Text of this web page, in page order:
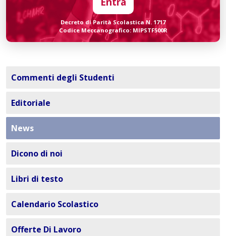
Decreto di Parità Scolastica N. 1717
Codice Meccanografico: MIPSTF500R
Commenti degli Studenti
Editoriale
News
Dicono di noi
Libri di testo
Calendario Scolastico
Offerte Di Lavoro